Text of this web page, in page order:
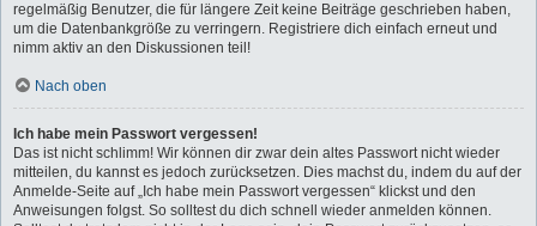
regelmäßig Benutzer, die für längere Zeit keine Beiträge geschrieben haben,
um die Datenbankgröße zu verringern. Registriere dich einfach erneut und
nimm aktiv an den Diskussionen teil!
Nach oben
Ich habe mein Passwort vergessen!
Das ist nicht schlimm! Wir können dir zwar dein altes Passwort nicht wieder
mitteilen, du kannst es jedoch zurücksetzen. Dies machst du, indem du auf der
Anmelde-Seite auf „Ich habe mein Passwort vergessen“ klickst und den
Anweisungen folgst. So solltest du dich schnell wieder anmelden können.